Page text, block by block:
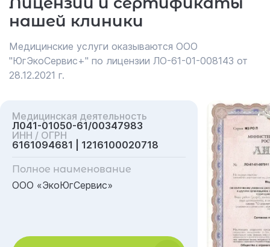
нашей клиники
Медицинские услуги оказываются ООО
"ЮгЭкоСервис+" по лицензии ЛО-61-01-008143 от
28.12.2021 г.
Медицинская деятельность
Л041-01050-61/00347983
ИНН / ОГРН
6161094681 | 1216100020718
Полное наименование
ООО «ЭкоЮгСервис»